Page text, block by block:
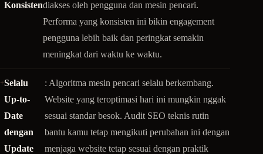
Konsistendiakses oleh pengguna dan mesin pencari.
Performa yang konsisten ini bikin engagement
pengguna lebih baik dan peringkat semakin
meningkat dari waktu ke waktu.
Selalu
Up-to-
Date
dengan
Update
: Algoritma mesin pencari selalu berkembang.
Website yang teroptimasi hari ini mungkin nggak
sesuai standar besok. Audit SEO teknis rutin
bantu kamu tetap mengikuti perubahan ini dengan
menjaga website tetap sesuai dengan praktik